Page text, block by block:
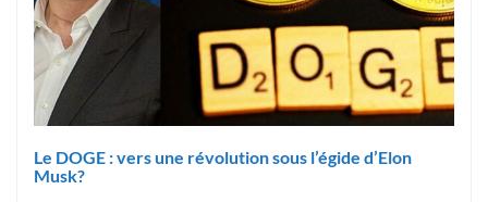
Le DOGE : vers une révolution sous l’égide d’Elon
Musk?